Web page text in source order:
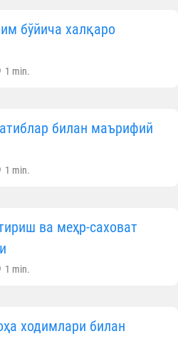
бўйича халқаро
1 min.
билан маърифий
1 min.
ва меҳр-саховат
1 min.
ходимлари билан